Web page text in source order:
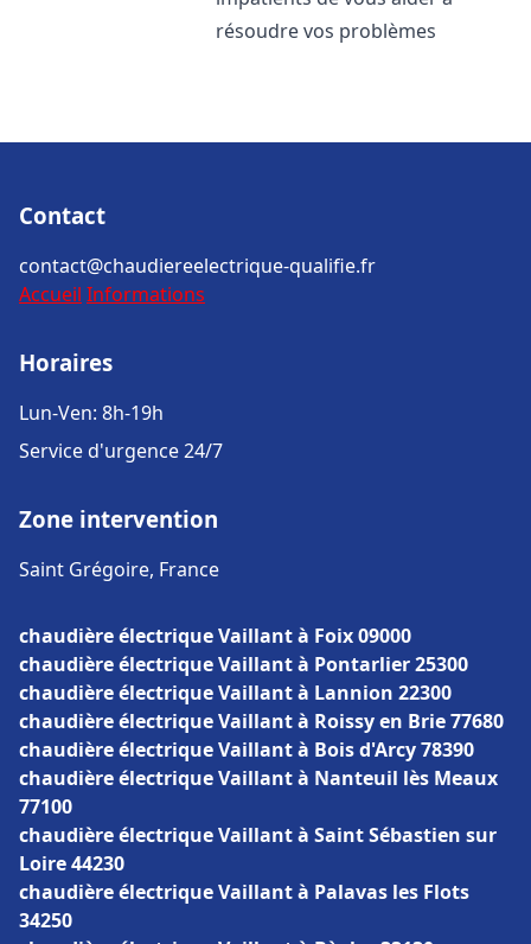
résoudre vos problèmes
Contact
contact@chaudiereelectrique-qualifie.fr
Accueil Informations
Horaires
Lun-Ven: 8h-19h
Service d'urgence 24/7
Zone intervention
Saint Grégoire, France
chaudière électrique Vaillant à Foix 09000
chaudière électrique Vaillant à Pontarlier 25300
chaudière électrique Vaillant à Lannion 22300
chaudière électrique Vaillant à Roissy en Brie 77680
chaudière électrique Vaillant à Bois d'Arcy 78390
chaudière électrique Vaillant à Nanteuil lès Meaux
77100
chaudière électrique Vaillant à Saint Sébastien sur
Loire 44230
chaudière électrique Vaillant à Palavas les Flots
34250